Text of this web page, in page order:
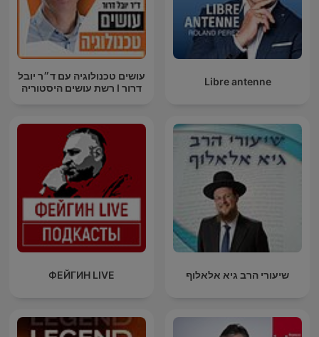
Libre antenne
עושים טכנולוגיה עם ד״ר יובל
דרור I רשת עושים היסטוריה
שיעורי הרב גיא אלאלוף ФЕЙГИН LIVE